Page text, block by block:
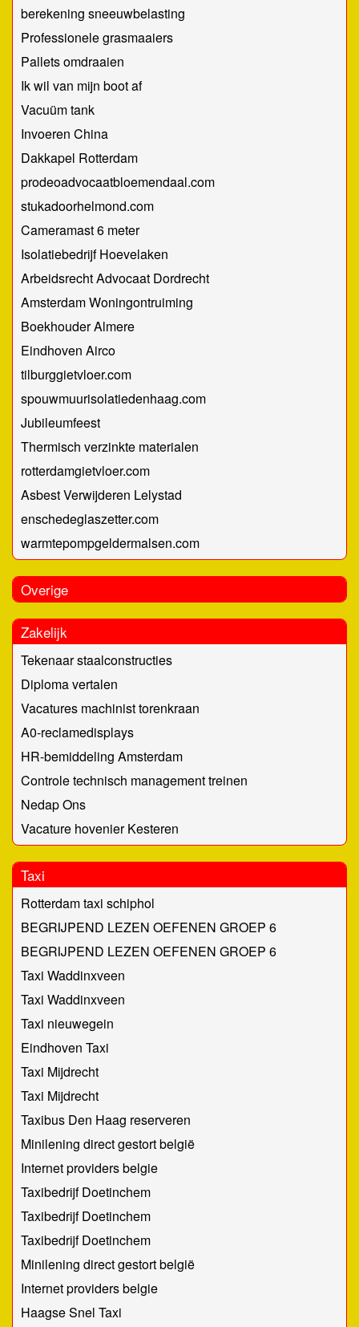
berekening sneeuwbelasting
Professionele grasmaaiers
Pallets omdraaien
Ik wil van mijn boot af
Vacuüm tank
Invoeren China
Dakkapel Rotterdam
prodeoadvocaatbloemendaal.com
stukadoorhelmond.com
Cameramast 6 meter
Isolatiebedrijf Hoevelaken
Arbeidsrecht Advocaat Dordrecht
Amsterdam Woningontruiming
Boekhouder Almere
Eindhoven Airco
tilburggietvloer.com
spouwmuurisolatiedenhaag.com
Jubileumfeest
Thermisch verzinkte materialen
rotterdamgietvloer.com
Asbest Verwijderen Lelystad
enschedeglaszetter.com
warmtepompgeldermalsen.com
Overige
Zakelijk
Tekenaar staalconstructies
Diploma vertalen
Vacatures machinist torenkraan
A0-reclamedisplays
HR-bemiddeling Amsterdam
Controle technisch management treinen
Nedap Ons
Vacature hovenier Kesteren
Taxi
Rotterdam taxi schiphol
BEGRIJPEND LEZEN OEFENEN GROEP 6
BEGRIJPEND LEZEN OEFENEN GROEP 6
Taxi Waddinxveen
Taxi Waddinxveen
Taxi nieuwegein
Eindhoven Taxi
Taxi Mijdrecht
Taxi Mijdrecht
Taxibus Den Haag reserveren
Minilening direct gestort belgië
Internet providers belgie
Taxibedrijf Doetinchem
Taxibedrijf Doetinchem
Taxibedrijf Doetinchem
Minilening direct gestort belgië
Internet providers belgie
Haagse Snel Taxi